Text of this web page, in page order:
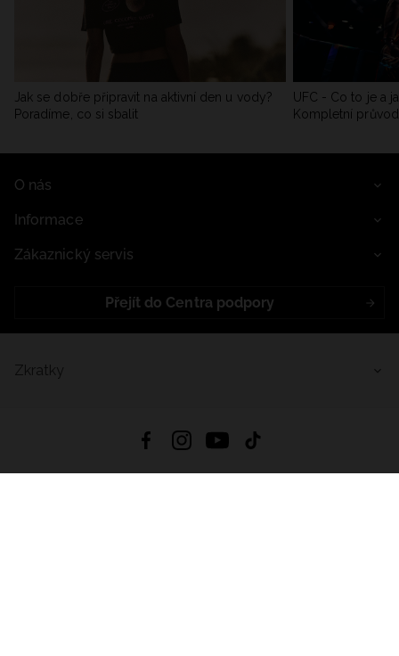
Jak se dobře připravit na aktivní den u vody?
Poradíme, co si sbalit
UFC - Co to je a
Kompletní
O nás
Informace
Zákaznický servis
Přejít do Centra podpory
Zkratky